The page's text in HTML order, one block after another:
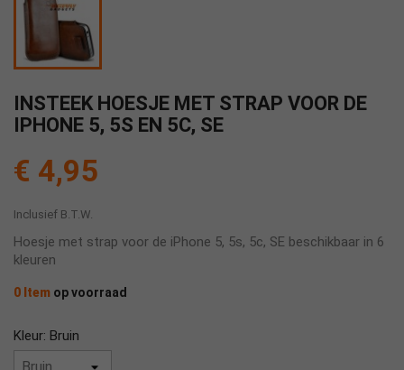
INSTEEK HOESJE MET STRAP VOOR DE
IPHONE 5, 5S EN 5C, SE
€ 4,95
Inclusief B.T.W.
Hoesje met strap voor de iPhone 5, 5s, 5c, SE beschikbaar in 6
kleuren
0 Item op voorraad
Kleur: Bruin